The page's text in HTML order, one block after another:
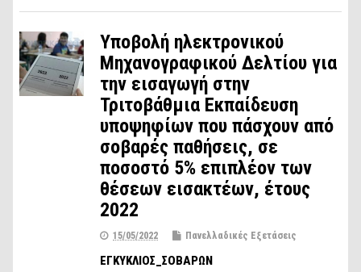
Υποβολή ηλεκτρονικού
Μηχανογραφικού Δελτίου για
την εισαγωγή στην
Τριτοβάθμια Εκπαίδευση
υποψηφίων που πάσχουν από
σοβαρές παθήσεις, σε
ποσοστό 5% επιπλέον των
θέσεων εισακτέων, έτους
2022
15/05/2022 Πανελλαδικές Εξετάσεις
ΕΓΚΥΚΛΙΟΣ_ΣΟΒΑΡΩΝ